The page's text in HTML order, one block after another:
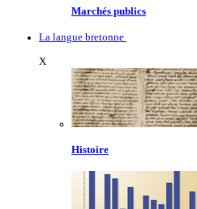
Marchés publics
La langue bretonne
X
Histoire